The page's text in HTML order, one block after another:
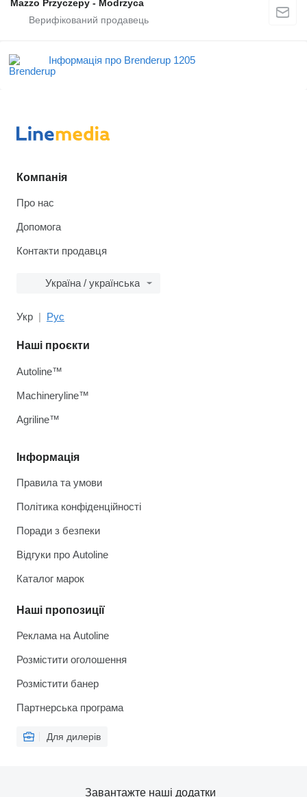
Mazzo Przyczepy - Modrzyca
Інформація про Brenderup 1205
Компанія
Про нас
Допомога
Контакти продавця
Україна / українська
Укр Рус
Інформація
Правила та умови
Політика конфіденційності
Поради з безпеки
Відгуки про Autoline
Каталог марок
Наші пропозиції
Реклама на Autoline
Розмістити оголошення
Розмістити банер
Партнерська програма
Для дилерів
Наші проєкти
Autoline™
Machineryline™
Agriline™
Завантажте наші додатки